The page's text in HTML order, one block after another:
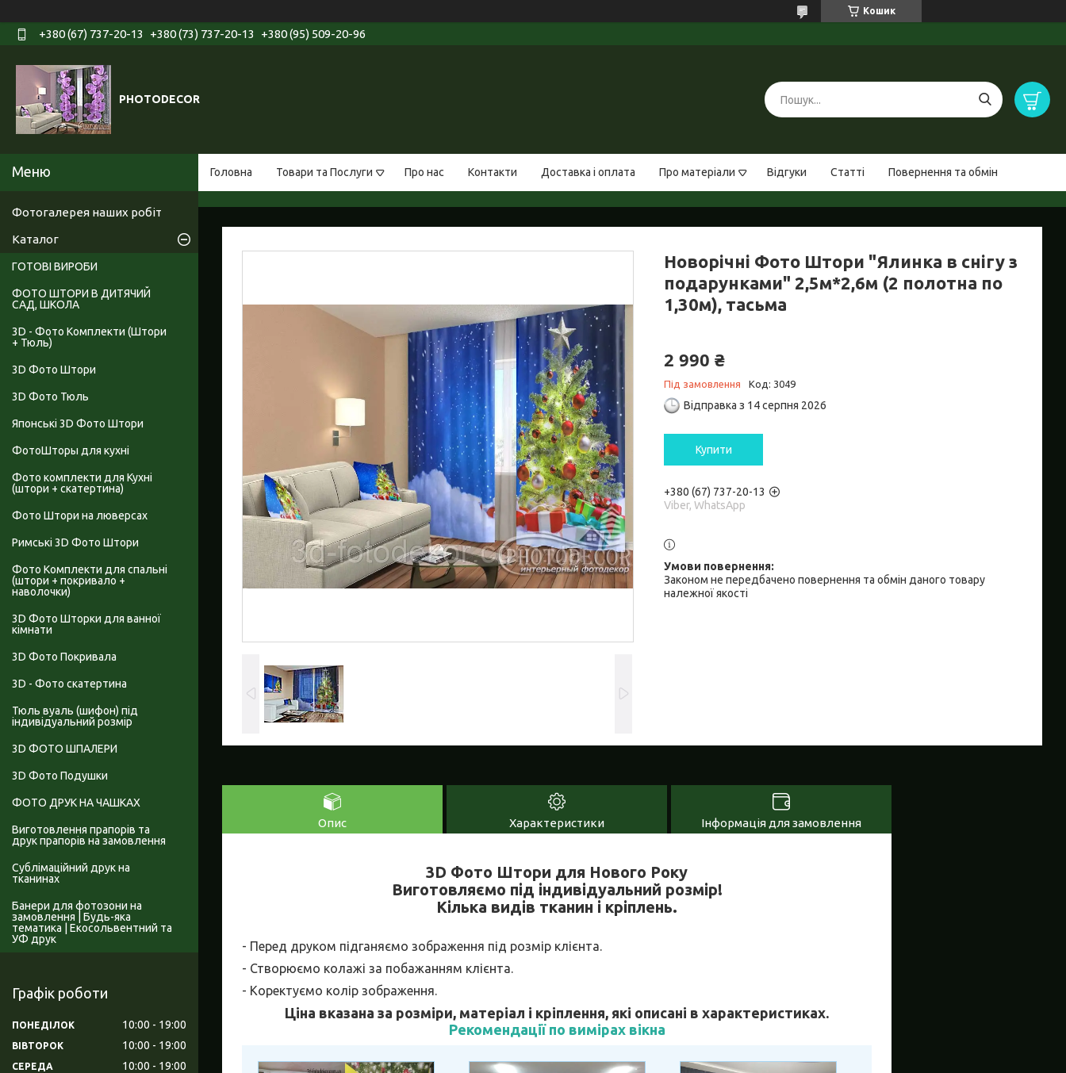
Кошик
+380 (67) 737-20-13 +380 (73) 737-20-13 +380 (95) 509-20-96
PHOTODECOR
Головна Товари та Послуги Про нас Контакти Доставка і оплата Про матеріали Відгуки Статті Повернення та обмін
Новорічні Фото Штори "Ялинка в снігу з
подарунками" 2,5м*2,6м (2 полотна по
1,30м), тасьма
2 990 ₴
Під замовлення Код: 3049
Відправка з 14 серпня 2026
Купити
+380 (67) 737-20-13
Viber, WhatsApp
Законом не передбачено повернення та обмін даного товару
належної якості
Опис Характеристики Інформація для замовлення
3D Фото Штори для Нового Року
Виготовляємо під індивідуальний розмір!
Кілька видів тканин і кріплень.
- Перед друком підганяємо зображення під розмір клієнта.
- Створюємо колажі за побажанням клієнта.
- Коректуємо колір зображення.
Ціна вказана за розміри, матеріал і кріплення, які описані в характеристиках.
Рекомендації по вимірах вікна
Фотогалерея наших робіт
Каталог
ГОТОВІ ВИРОБИ
ФОТО ШТОРИ В ДИТЯЧИЙ
САД, ШКОЛА
3D - Фото Комплекти (Штори
+ Тюль)
3D Фото Штори
3D Фото Тюль
Японські 3D Фото Штори
ФотоШторы для кухні
Фото комплекти для Кухні
(штори + скатертина)
Фото Штори на люверсах
Римські 3D Фото Штори
Фото Комплекти для спальні
(штори + покривало +
наволочки)
3D Фото Шторки для ванної
кімнати
3D Фото Покривала
3D - Фото скатертина
Тюль вуаль (шифон) під
індивідуальний розмір
3D ФОТО ШПАЛЕРИ
3D Фото Подушки
ФОТО ДРУК НА ЧАШКАХ
Виготовлення прапорів та
друк прапорів на замовлення
Сублімаційний друк на
тканинах
Банери для фотозони на
замовлення | Будь-яка
тематика | Екосольвентний та
УФ друк
Графік роботи
ПОНЕДІЛОК 10:00 19:00
ВІВТОРОК 10:00 19:00
СЕРЕДА 10:00 19:00